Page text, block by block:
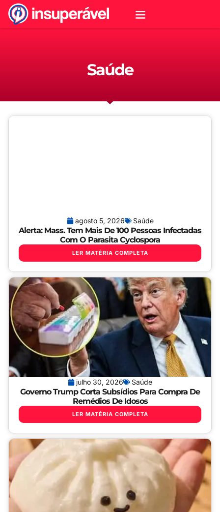
Saúde
agosto 5, 2026 Saúde
Alerta: Mass. Tem Mais De 100 Pessoas Infectadas
Com O Parasita Cyclospora
LER MATÉRIA COMPLETA
julho 30, 2026 Saúde
Governo Trump Corta Subsídios Para Compra De
Remédios De Idosos
LER MATÉRIA COMPLETA